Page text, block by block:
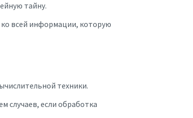
тайну.
всей информации, которую
техники.
случаев, если обработка